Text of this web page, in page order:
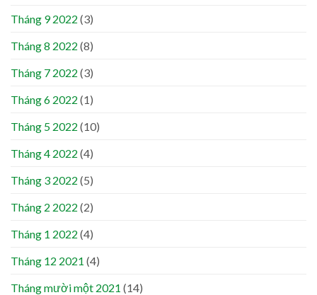
Tháng 9 2022 (3)
Tháng 8 2022 (8)
Tháng 7 2022 (3)
Tháng 6 2022 (1)
Tháng 5 2022 (10)
Tháng 4 2022 (4)
Tháng 3 2022 (5)
Tháng 2 2022 (2)
Tháng 1 2022 (4)
Tháng 12 2021 (4)
Tháng mười một 2021 (14)